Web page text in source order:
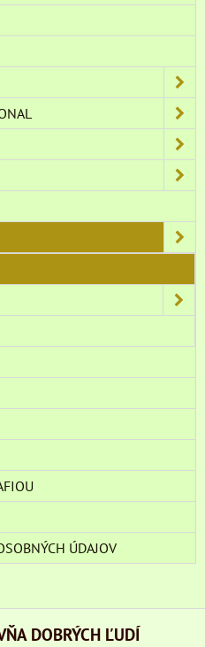
ÚDAJOV
DOBRÝCH ĽUDÍ